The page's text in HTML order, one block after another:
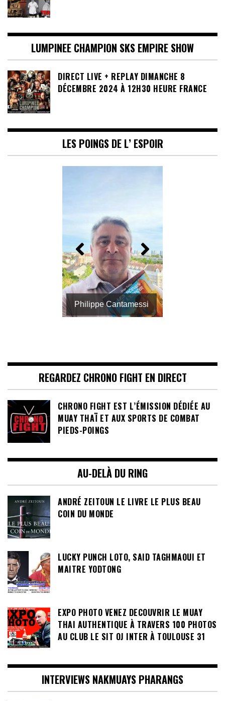
LUMPINEE CHAMPION SKS EMPIRE SHOW
DIRECT LIVE + REPLAY DIMANCHE 8
DÉCEMBRE 2024 À 12H30 HEURE FRANCE
LES POINGS DE L’ ESPOIR
Philippe Cantamessi
REGARDEZ CHRONO FIGHT EN DIRECT
CHRONO FIGHT EST L’ÉMISSION DÉDIÉE AU
MUAY THAÏ ET AUX SPORTS DE COMBAT
PIEDS-POINGS
AU-DELÀ DU RING
ANDRÉ ZEITOUN LE LIVRE LE PLUS BEAU
COIN DU MONDE
LUCKY PUNCH LOTO, SAID TAGHMAOUI ET
MAITRE YODTONG
EXPO PHOTO VENEZ DECOUVRIR LE MUAY
THAI AUTHENTIQUE À TRAVERS 100 PHOTOS
AU CLUB LE SIT OJ INTER À TOULOUSE 31
INTERVIEWS NAKMUAYS PHARANGS